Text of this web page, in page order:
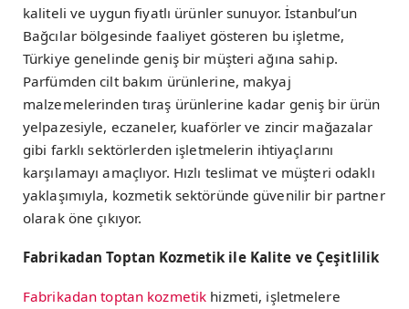
kaliteli ve uygun fiyatlı ürünler sunuyor. İstanbul’un
Bağcılar bölgesinde faaliyet gösteren bu işletme,
Türkiye genelinde geniş bir müşteri ağına sahip.
Parfümden cilt bakım ürünlerine, makyaj
malzemelerinden tıraş ürünlerine kadar geniş bir ürün
yelpazesiyle, eczaneler, kuaförler ve zincir mağazalar
gibi farklı sektörlerden işletmelerin ihtiyaçlarını
karşılamayı amaçlıyor. Hızlı teslimat ve müşteri odaklı
yaklaşımıyla, kozmetik sektöründe güvenilir bir partner
olarak öne çıkıyor.
Fabrikadan Toptan Kozmetik ile Kalite ve Çeşitlilik
Fabrikadan toptan kozmetik hizmeti, işletmelere